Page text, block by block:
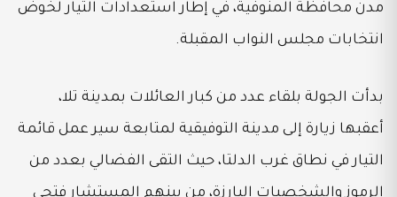
مدن محافظة المنوفية، في إطار استعدادات التيار لخوض
انتخابات مجلس النواب المقبلة.
بدأت الجولة بلقاء عدد من كبار العائلات بمدينة تلا،
أعقبها زيارة إلى مدينة التوفيقية لمتابعة سير عمل قائمة
التيار في نطاق غرب الدلتا، حيث التقى الفضالي بعدد من
الرموز والشخصيات البارزة، من بينهم المستشار فتحي